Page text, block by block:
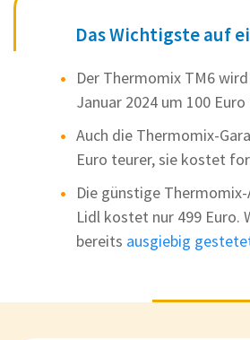
Das Wichtigste auf
Der Thermomix TM6
Januar 2024 um 100
Auch die Thermomix-
Euro teurer, sie kostet
Die günstige
Lidl kostet nur 499 Euro.
bereits ausgiebig